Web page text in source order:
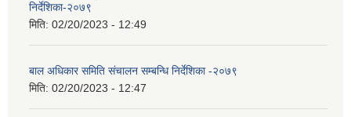
निर्देशिका-२०७९
मिति: 02/20/2023 - 12:49
बाल अधिकार समिति संचालन सम्बन्धि निर्देशिका -२०७९
मिति: 02/20/2023 - 12:47